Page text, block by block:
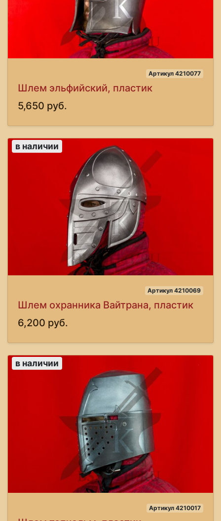
Артикул 4210077
Шлем эльфийский, пластик
5,650 руб.
в наличии
Артикул 4210069
Шлем охранника Вайтрана, пластик
6,200 руб.
в наличии
Артикул 4210017